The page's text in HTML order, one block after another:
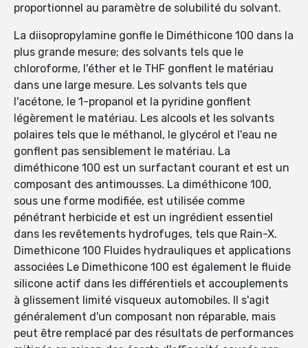
proportionnel au paramètre de solubilité du solvant.
La diisopropylamine gonfle le Diméthicone 100 dans la
plus grande mesure; des solvants tels que le
chloroforme, l'éther et le THF gonflent le matériau
dans une large mesure. Les solvants tels que
l'acétone, le 1-propanol et la pyridine gonflent
légèrement le matériau. Les alcools et les solvants
polaires tels que le méthanol, le glycérol et l'eau ne
gonflent pas sensiblement le matériau. La
diméthicone 100 est un surfactant courant et est un
composant des antimousses. La diméthicone 100,
sous une forme modifiée, est utilisée comme
pénétrant herbicide et est un ingrédient essentiel
dans les revêtements hydrofuges, tels que Rain-X.
Dimethicone 100 Fluides hydrauliques et applications
associées Le Dimethicone 100 est également le fluide
silicone actif dans les différentiels et accouplements
à glissement limité visqueux automobiles. Il s'agit
généralement d'un composant non réparable, mais
peut être remplacé par des résultats de performances